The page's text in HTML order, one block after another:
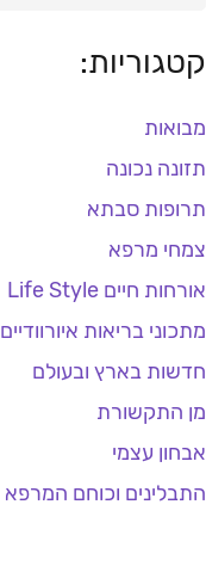
קטגוריות:
מבואות
תזונה נכונה
תרופות סבתא
צמחי מרפא
אורחות חיים Life Style
מתכוני בריאות איורוודיים
חדשות בארץ ובעולם
מן התקשורת
אבחון עצמי
התבלינים וכוחם המרפא